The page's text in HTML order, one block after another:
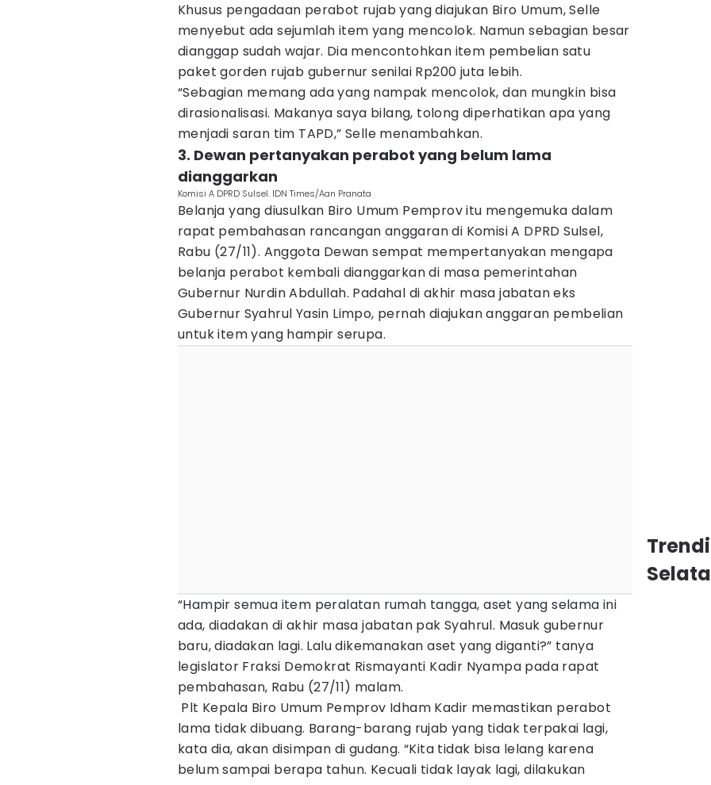
Khusus pengadaan perabot rujab yang diajukan Biro Umum, Selle
menyebut ada sejumlah item yang mencolok. Namun sebagian besar
dianggap sudah wajar. Dia mencontohkan item pembelian satu
paket gorden rujab gubernur senilai Rp200 juta lebih.
“Sebagian memang ada yang nampak mencolok, dan mungkin bisa
dirasionalisasi. Makanya saya bilang, tolong diperhatikan apa yang
menjadi saran tim TAPD,” Selle menambahkan.
3. Dewan pertanyakan perabot yang belum lama
dianggarkan
Komisi A DPRD Sulsel. IDN Times/Aan Pranata
Belanja yang diusulkan Biro Umum Pemprov itu mengemuka dalam
rapat pembahasan rancangan anggaran di Komisi A DPRD Sulsel,
Rabu (27/11). Anggota Dewan sempat mempertanyakan mengapa
belanja perabot kembali dianggarkan di masa pemerintahan
Gubernur Nurdin Abdullah. Padahal di akhir masa jabatan eks
Gubernur Syahrul Yasin Limpo, pernah diajukan anggaran pembelian
untuk item yang hampir serupa.
“Hampir semua item peralatan rumah tangga, aset yang selama ini
ada, diadakan di akhir masa jabatan pak Syahrul. Masuk gubernur
baru, diadakan lagi. Lalu dikemanakan aset yang diganti?” tanya
legislator Fraksi Demokrat Rismayanti Kadir Nyampa pada rapat
pembahasan, Rabu (27/11) malam.
Plt Kepala Biro Umum Pemprov Idham Kadir memastikan perabot
lama tidak dibuang. Barang-barang rujab yang tidak terpakai lagi,
kata dia, akan disimpan di gudang. “Kita tidak bisa lelang karena
belum sampai berapa tahun. Kecuali tidak layak lagi, dilakukan